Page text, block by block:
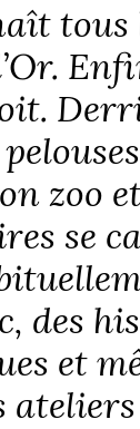
tous
zoo
se
des
et